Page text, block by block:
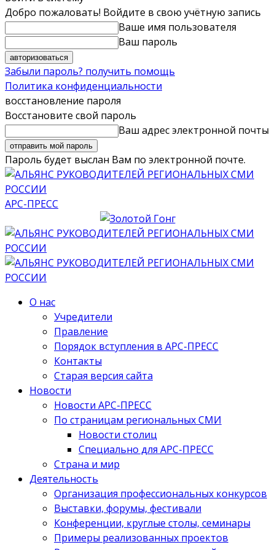
Добро пожаловать! Войдите в свою учётную запись
Ваше имя пользователя
Ваш пароль
Забыли пароль? получить помощь
Политика конфиденциальности
восстановление пароля
Восстановите свой пароль
Ваш адрес электронной почты
Пароль будет выслан Вам по электронной почте.
АРС-ПРЕСС
О нас
Учредители
Правление
Порядок вступления в АРС-ПРЕСС
Контакты
Старая версия сайта
Новости
Новости АРС-ПРЕСС
По страницам региональных СМИ
Новости столиц
Специально для АРС-ПРЕСС
Страна и мир
Деятельность
Организация профессиональных конкурсов
Выставки, форумы, фестивали
Конференции, круглые столы, семинары
Примеры реализованных проектов